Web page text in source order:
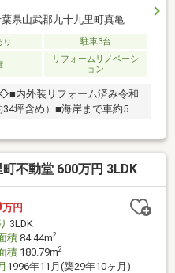
県山武郡九十九里町真亀
り 駐車3台
リフォームリノベーシ
ョン
外装リフォーム済み令和
坪含め）■海岸まで車約5分
ち早くわかって便利な『お
い♪
不動堂 600万円 3LDK
万円
3LDK
積84.44m2
積180.79m2
1996年11月(築29年10ヶ月)